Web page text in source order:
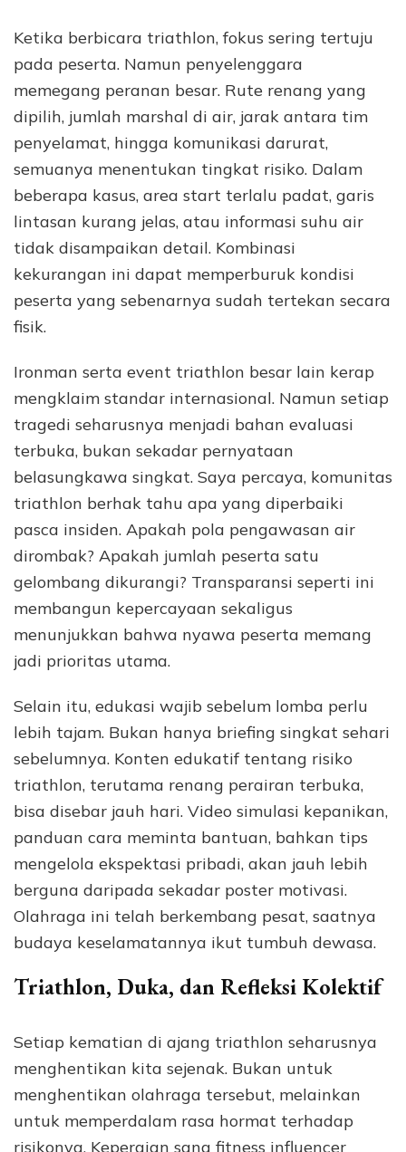
Ketika berbicara triathlon, fokus sering tertuju
pada peserta. Namun penyelenggara
memegang peranan besar. Rute renang yang
dipilih, jumlah marshal di air, jarak antara tim
penyelamat, hingga komunikasi darurat,
semuanya menentukan tingkat risiko. Dalam
beberapa kasus, area start terlalu padat, garis
lintasan kurang jelas, atau informasi suhu air
tidak disampaikan detail. Kombinasi
kekurangan ini dapat memperburuk kondisi
peserta yang sebenarnya sudah tertekan secara
fisik.
Ironman serta event triathlon besar lain kerap
mengklaim standar internasional. Namun setiap
tragedi seharusnya menjadi bahan evaluasi
terbuka, bukan sekadar pernyataan
belasungkawa singkat. Saya percaya, komunitas
triathlon berhak tahu apa yang diperbaiki
pasca insiden. Apakah pola pengawasan air
dirombak? Apakah jumlah peserta satu
gelombang dikurangi? Transparansi seperti ini
membangun kepercayaan sekaligus
menunjukkan bahwa nyawa peserta memang
jadi prioritas utama.
Selain itu, edukasi wajib sebelum lomba perlu
lebih tajam. Bukan hanya briefing singkat sehari
sebelumnya. Konten edukatif tentang risiko
triathlon, terutama renang perairan terbuka,
bisa disebar jauh hari. Video simulasi kepanikan,
panduan cara meminta bantuan, bahkan tips
mengelola ekspektasi pribadi, akan jauh lebih
berguna daripada sekadar poster motivasi.
Olahraga ini telah berkembang pesat, saatnya
budaya keselamatannya ikut tumbuh dewasa.
Triathlon, Duka, dan Refleksi Kolektif
Setiap kematian di ajang triathlon seharusnya
menghentikan kita sejenak. Bukan untuk
menghentikan olahraga tersebut, melainkan
untuk memperdalam rasa hormat terhadap
risikonya. Kepergian sang fitness influencer